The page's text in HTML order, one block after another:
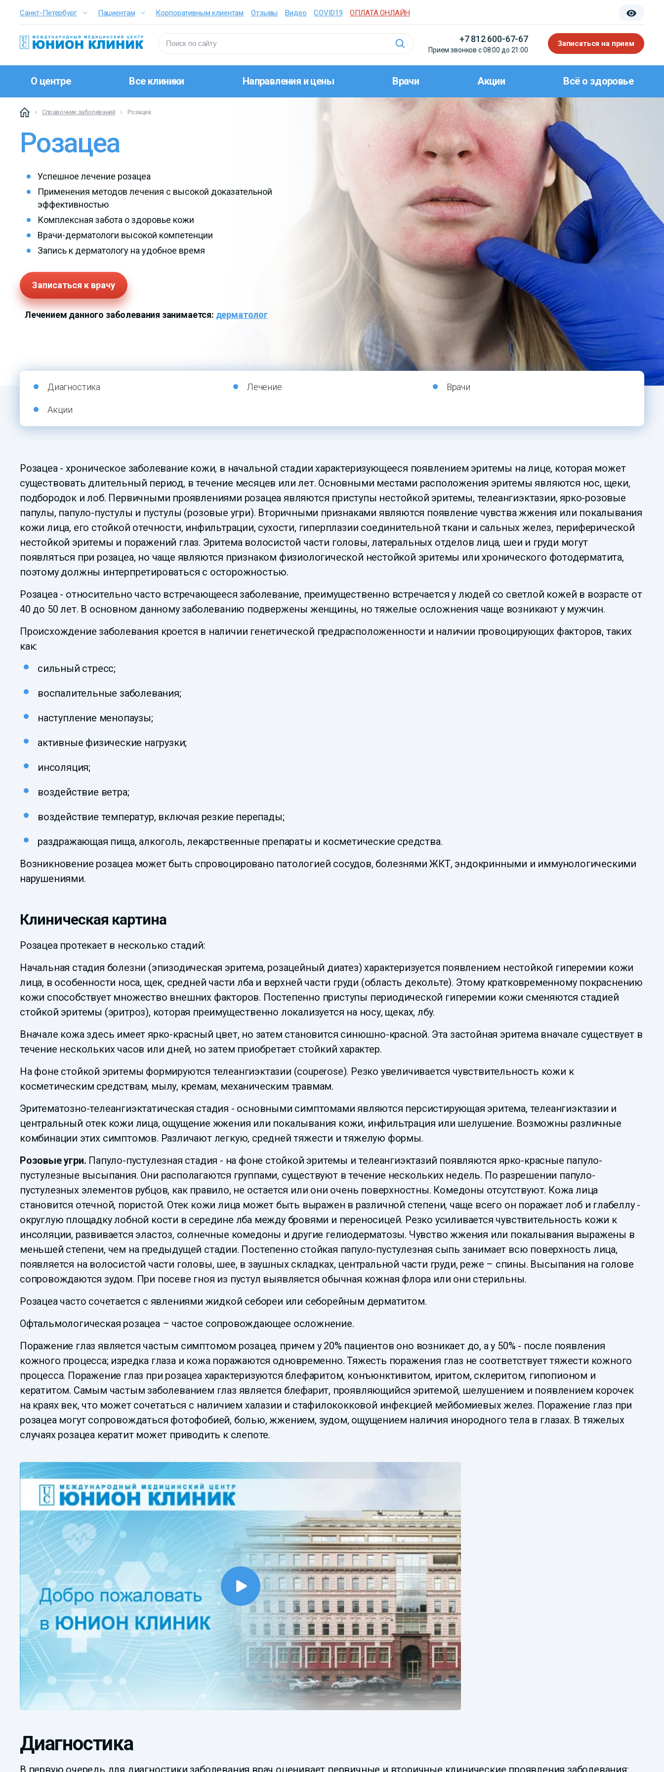
Санкт-Петербург Пациентам Корпоративным клиентам Отзывы Видео COVID19 ОПЛАТА ОНЛАЙН
+7 812 600-67-67
Прием звонков с 08:00 до 21:00
Записаться на прием
О центре Все клиники Направления и цены Врачи Акции Всё о здоровье
Справочник заболеваний Розацеа
Розацеа
Успешное лечение розацеа
Применения методов лечения с высокой доказательной
эффективностью
Комплексная забота о здоровье кожи
Врачи-дерматологи высокой компетенции
Запись к дерматологу на удобное время
Записаться к врачу
Лечением данного заболевания занимается: дерматолог
Диагностика Лечение Врачи
Акции
Розацеа - хроническое заболевание кожи, в начальной стадии характеризующееся появлением эритемы на лице, которая может
существовать длительный период, в течение месяцев или лет. Основными местами расположения эритемы являются нос, щеки,
подбородок и лоб. Первичными проявлениями розацеа являются приступы нестойкой эритемы, телеангиэктазии, ярко-розовые
папулы, папуло-пустулы и пустулы (розовые угри). Вторичными признаками являются появление чувства жжения или покалывания
кожи лица, его стойкой отечности, инфильтрации, сухости, гиперплазии соединительной ткани и сальных желез, периферической
нестойкой эритемы и поражений глаз. Эритема волосистой части головы, латеральных отделов лица, шеи и груди могут
появляться при розацеа, но чаще являются признаком физиологической нестойкой эритемы или хронического фотодерматита,
поэтому должны интерпретироваться с осторожностью.
Розацеа - относительно часто встречающееся заболевание, преимущественно встречается у людей со светлой кожей в возрасте от
40 до 50 лет. В основном данному заболеванию подвержены женщины, но тяжелые осложнения чаще возникают у мужчин.
Происхождение заболевания кроется в наличии генетической предрасположенности и наличии провоцирующих факторов, таких
как:
сильный стресс;
воспалительные заболевания;
наступление менопаузы;
активные физические нагрузки;
инсоляция;
воздействие ветра;
воздействие температур, включая резкие перепады;
раздражающая пища, алкоголь, лекарственные препараты и косметические средства.
Возникновение розацеа может быть спровоцировано патологией сосудов, болезнями ЖКТ, эндокринными и иммунологическими
нарушениями.
Клиническая картина
Розацеа протекает в несколько стадий:
Начальная стадия болезни (эпизодическая эритема, розацейный диатез) характеризуется появлением нестойкой гиперемии кожи
лица, в особенности носа, щек, средней части лба и верхней части груди (область декольте). Этому кратковременному покраснению
кожи способствует множество внешних факторов. Постепенно приступы периодической гиперемии кожи сменяются стадией
стойкой эритемы (эритроз), которая преимущественно локализуется на носу, щеках, лбу.
Вначале кожа здесь имеет ярко-красный цвет, но затем становится синюшно-красной. Эта застойная эритема вначале существует в
течение нескольких часов или дней, но затем приобретает стойкий характер.
На фоне стойкой эритемы формируются телеангиэктазии (couperose). Резко увеличивается чувствительность кожи к
косметическим средствам, мылу, кремам, механическим травмам.
Эритематозно-телеангиэктатическая стадия - основными симптомами являются персистирующая эритема, телеангиэктазии и
центральный отек кожи лица, ощущение жжения или покалывания кожи, инфильтрация или шелушение. Возможны различные
комбинации этих симптомов. Различают легкую, средней тяжести и тяжелую формы.
Розовые угри. Папуло-пустулезная стадия - на фоне стойкой эритемы и телеангиэктазий появляются ярко-красные папуло-
пустулезные высыпания. Они располагаются группами, существуют в течение нескольких недель. По разрешении папуло-
пустулезных элементов рубцов, как правило, не остается или они очень поверхностны. Комедоны отсутствуют. Кожа лица
становится отечной, пористой. Отек кожи лица может быть выражен в различной степени, чаще всего он поражает лоб и глабеллу -
округлую площадку лобной кости в середине лба между бровями и переносицей. Резко усиливается чувствительность кожи к
инсоляции, развивается эластоз, солнечные комедоны и другие гелиодерматозы. Чувство жжения или покалывания выражены в
меньшей степени, чем на предыдущей стадии. Постепенно стойкая папуло-пустулезная сыпь занимает всю поверхность лица,
появляется на волосистой части головы, шее, в заушных складках, центральной части груди, реже – спины. Высыпания на голове
сопровождаются зудом. При посеве гноя из пустул выявляется обычная кожная флора или они стерильны.
Розацеа часто сочетается с явлениями жидкой себореи или себорейным дерматитом.
Офтальмологическая розацеа – частое сопровождающее осложнение.
Поражение глаз является частым симптомом розацеа, причем у 20% пациентов оно возникает до, а у 50% - после появления
кожного процесса; изредка глаза и кожа поражаются одновременно. Тяжесть поражения глаз не соответствует тяжести кожного
процесса. Поражение глаз при розацеа характеризуются блефаритом, конъюнктивитом, иритом, склеритом, гипопионом и
кератитом. Самым частым заболеванием глаз является блефарит, проявляющийся эритемой, шелушением и появлением корочек
на краях век, что может сочетаться с наличием халазии и стафилококковой инфекцией мейбомиевых желез. Поражение глаз при
розацеа могут сопровождаться фотофобией, болью, жжением, зудом, ощущением наличия инородного тела в глазах. В тяжелых
случаях розацеа кератит может приводить к слепоте.
Диагностика
В первую очередь для диагностики заболевания врач оценивает первичные и вторичные клинические проявления заболевания: